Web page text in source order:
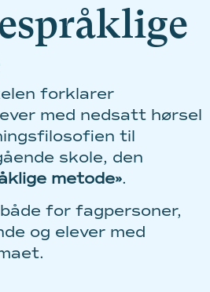
forklarer
med nedsatt hørsel
til
skole, den
metode».
for fagpersoner,
og elever med